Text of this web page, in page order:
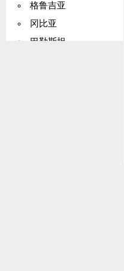
格鲁吉亚
冈比亚
巴勒斯坦